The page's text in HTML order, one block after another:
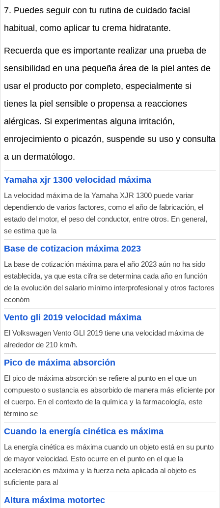
7. Puedes seguir con tu rutina de cuidado facial
habitual, como aplicar tu crema hidratante.
Recuerda que es importante realizar una prueba de
sensibilidad en una pequeña área de la piel antes de
usar el producto por completo, especialmente si
tienes la piel sensible o propensa a reacciones
alérgicas. Si experimentas alguna irritación,
enrojecimiento o picazón, suspende su uso y consulta
a un dermatólogo.
Yamaha xjr 1300 velocidad máxima
La velocidad máxima de la Yamaha XJR 1300 puede variar
dependiendo de varios factores, como el año de fabricación, el
estado del motor, el peso del conductor, entre otros. En general,
se estima que la
Base de cotizacion máxima 2023
La base de cotización máxima para el año 2023 aún no ha sido
establecida, ya que esta cifra se determina cada año en función
de la evolución del salario mínimo interprofesional y otros factores
económ
Vento gli 2019 velocidad máxima
El Volkswagen Vento GLI 2019 tiene una velocidad máxima de
alrededor de 210 km/h.
Pico de máxima absorción
El pico de máxima absorción se refiere al punto en el que un
compuesto o sustancia es absorbido de manera más eficiente por
el cuerpo. En el contexto de la química y la farmacología, este
término se
Cuando la energía cinética es máxima
La energía cinética es máxima cuando un objeto está en su punto
de mayor velocidad. Esto ocurre en el punto en el que la
aceleración es máxima y la fuerza neta aplicada al objeto es
suficiente para al
Altura máxima motortec